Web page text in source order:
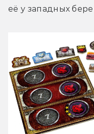
её у западных